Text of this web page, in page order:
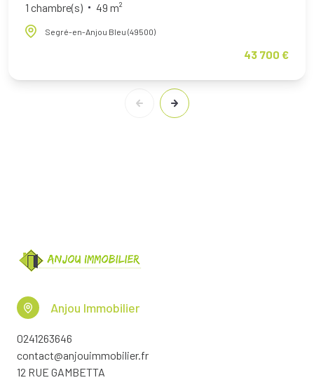
1 chambre(s)
49 m²
Segré-en-Anjou Bleu (49500)
43 700 €
Anjou Immobilier
0241263646
contact@anjouimmobilier.fr
12 RUE GAMBETTA